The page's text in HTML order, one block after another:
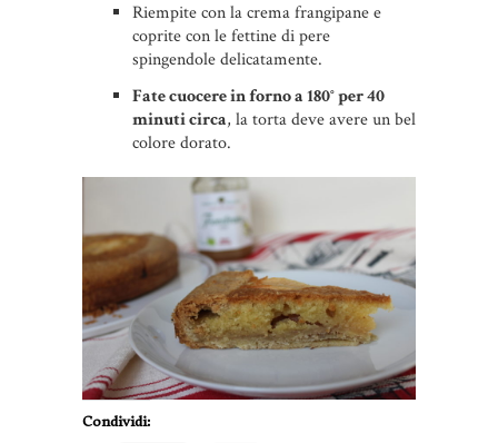
Riempite con la crema frangipane e
coprite con le fettine di pere
spingendole delicatamente.
Fate cuocere in forno a 180° per 40
minuti circa, la torta deve avere un bel
colore dorato.
Condividi: